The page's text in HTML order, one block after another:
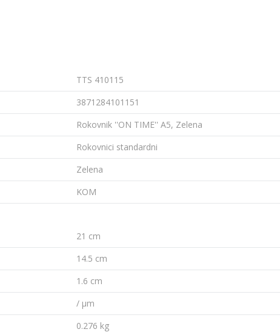
TTS 410115
3871284101151
Rokovnik ''ON TIME'' A5, Zelena
Rokovnici standardni
Zelena
KOM
21 cm
14.5 cm
1.6 cm
/ µm
0.276 kg